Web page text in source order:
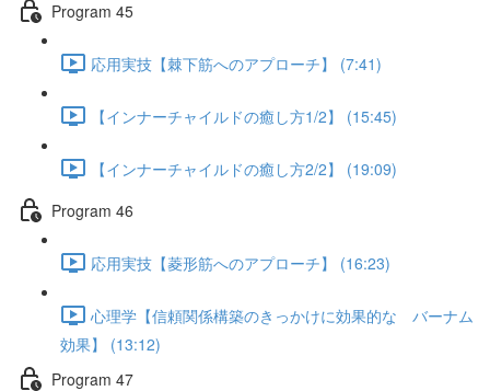
Program 45
応用実技【棘下筋へのアプローチ】 (7:41)
【インナーチャイルドの癒し方1/2】 (15:45)
【インナーチャイルドの癒し方2/2】 (19:09)
Program 46
応用実技【菱形筋へのアプローチ】 (16:23)
心理学【信頼関係構築のきっかけに効果的な バーナム
効果】 (13:12)
Program 47